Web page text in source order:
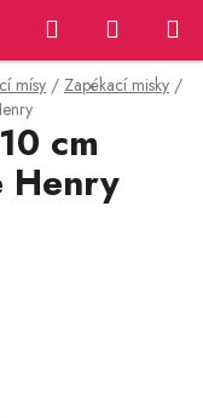
Hledat
KOŠÍK
mísy / Zapékací misky /
cm
Henry